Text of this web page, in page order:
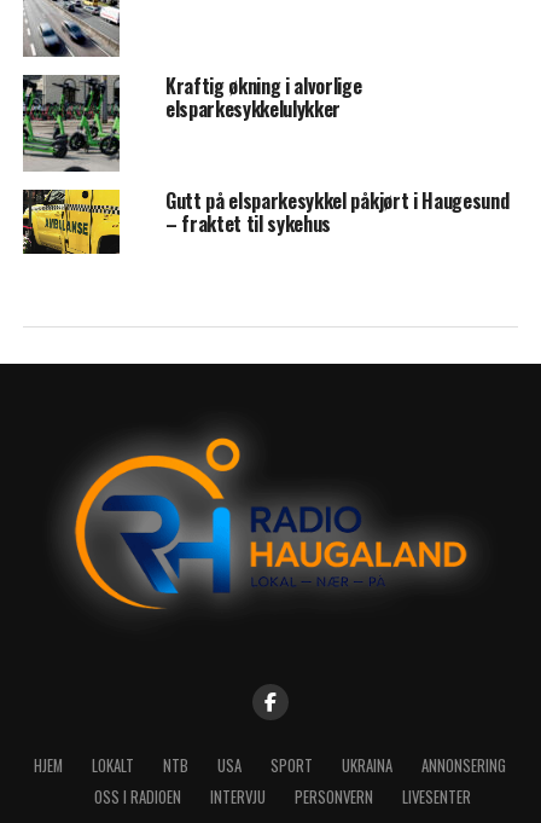
Kraftig økning i alvorlige
elsparkesykkelulykker
Gutt på elsparkesykkel påkjørt i Haugesund
– fraktet til sykehus
HJEM LOKALT NTB USA SPORT UKRAINA
ANNONSERING
OSS I RADIOEN
INTERVJU PERSONVERN LIVESENTER